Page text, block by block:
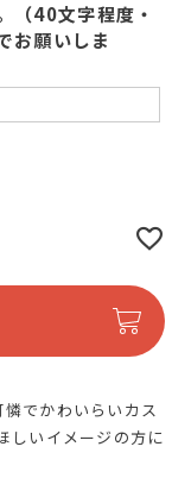
（40文字程度・
お願いしま
でかわいらいカス
しいイメージの方に